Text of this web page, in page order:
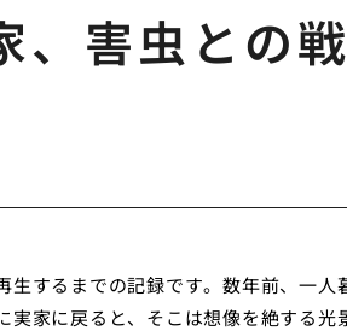
、害虫との
するまでの記録です。数年前、一人
家に戻ると、そこは想像を絶する光